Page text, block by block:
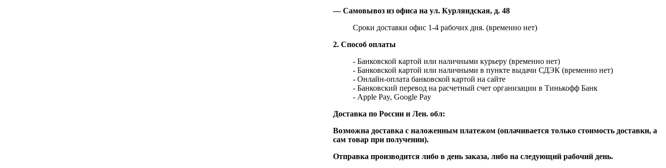
— Самовывоз из офиса на ул. Курляндская, д. 48
Сроки доставки офис 1-4 рабочих дня. (временно нет)
2. Способ оплаты
- Банковской картой или наличными курьеру (временно нет)
- Банковской картой или наличными в пункте выдачи СДЭК (временно нет)
- Онлайн-оплата банковской картой на сайте
- Банковский перевод на расчетный счет организации в Тинькофф Банк
- Apple Pay, Google Pay
Доставка по России и Лен. обл:
Возможна доставка с наложенным платежом (оплачивается только стоимость доставки, а
сам товар при получении).
Отправка производится либо в день заказа, либо на следующий рабочий день.